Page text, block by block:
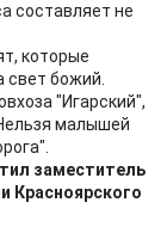
составляет не
которые
божий.
"Игарский",
малышей
заместитель
Красноярского